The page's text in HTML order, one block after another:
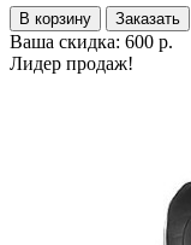
В корзину Заказать
Ваша скидка: 600 р.
Лидер продаж!